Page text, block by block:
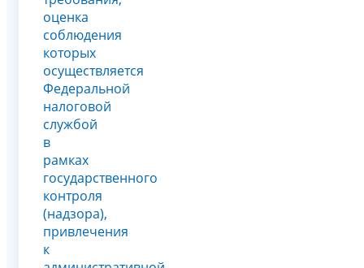
оценка
соблюдения
которых
осуществляется
Федеральной
налоговой
службой
в
рамках
государственного
контроля
(надзора),
привлечения
к